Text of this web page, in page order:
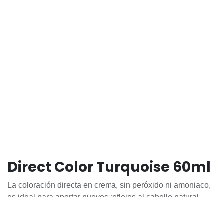
Direct Color Turquoise 60ml
La coloración directa en crema, sin peróxido ni amoniaco,